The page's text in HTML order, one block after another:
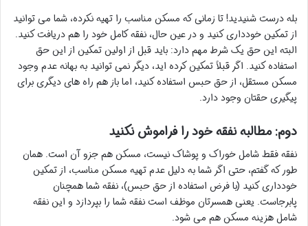
بله درست شنیدید! تا زمانی که مسکن مناسب را تهیه نکرده، شما می توانید
از تمکین خودداری کنید و در عین حال، نفقه کامل خود را هم دریافت کنید.
البته این حق یک شرط مهم دارد: باید قبل از اولین تمکین از این حق
استفاده کنید. اگر قبلاً تمکین کرده اید، دیگر نمی توانید به بهانه عدم وجود
مسکن مستقل، از حق حبس استفاده کنید، اما باز هم راه های دیگری برای
پیگیری حقتان وجود دارد.
دوم: مطالبه نفقه خود را فراموش نکنید
نفقه فقط شامل خوراک و پوشاک نیست، مسکن هم جزو آن است. همان
طور که گفتم، حتی اگر شما به دلیل عدم تهیه مسکن مناسب، از تمکین
خودداری کنید (با فرض استفاده از حق حبس)، نفقه شما همچنان
پابرجاست. یعنی همسرتان موظف است نفقه شما را بپردازد و این نفقه
شامل هزینه مسکن هم می شود.